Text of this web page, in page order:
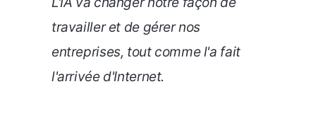
travailler et de gérer nos
entreprises, tout comme l'a fait
l'arrivée d'Internet.